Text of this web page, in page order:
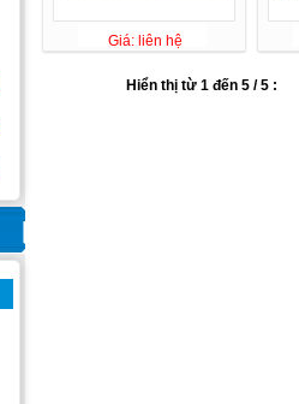
Giá: liên hệ
Hiển thị từ 1 đến 5 / 5 :